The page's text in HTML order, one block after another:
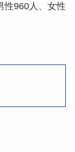
性960人、女性